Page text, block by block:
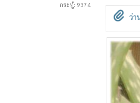
กระทู้: 9374
ว่า